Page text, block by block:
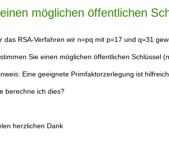
möglichen öffentlichen
das RSA-Verfahren wir n=pq mit p=17 und q=31
Sie einen möglichen öffentlichen Schlüssel
Eine geeignete Primfaktorzerlegung ist
berechne ich dies?
herzlichen Dank